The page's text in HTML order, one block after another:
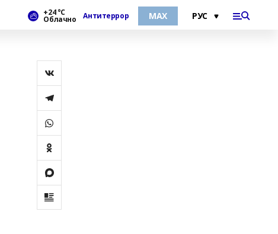
+24 °С
Облачно Антитеррор МАХ